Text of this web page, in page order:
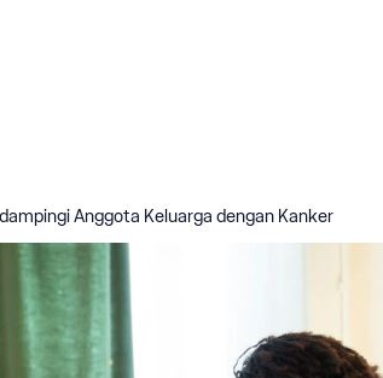
Anggota Keluarga dengan Kanker